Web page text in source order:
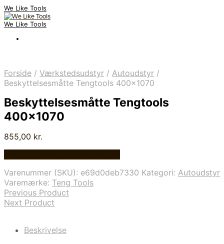
We Like Tools
We Like Tools
Forside / Værkstedsudstyr / Autoudstyr /
Beskyttelsesmåtte Tengtools 400×1070
Beskyttelsesmåtte Tengtools
400×1070
855,00 kr.
Varenummer (SKU): e69d0deb7330 Kategori: Autoudstyr
Varemærke: Teng Tools
Previous Product
Next Product
Beskrivelse